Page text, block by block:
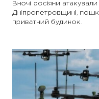
Вночі росіяни
Дніпропетровщині,
приватний будинок.